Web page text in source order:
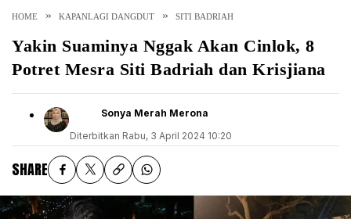
HOME KAPANLAGI DANGDUT SITI BADRIAH
Yakin Suaminya Nggak Akan Cinlok, 8
Potret Mesra Siti Badriah dan Krisjiana
Sonya Merah Merona
Diterbitkan Rabu, 3 April 2024 10:20
SHARE